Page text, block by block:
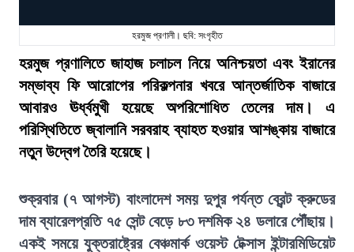
হরমুজ প্রণালী। ছবি: সংগৃহীত
হরমুজ প্রণালিতে জাহাজ চলাচল নিয়ে অনিশ্চয়তা এবং ইরানের
সম্ভাব্য ফি আরোপের পরিকল্পনার খবরে আন্তর্জাতিক বাজারে
আবারও ঊর্ধ্বমুখী হয়েছে অপরিশোধিত তেলের দাম। এ
পরিস্থিতিতে জ্বালানি সরবরাহ ব্যাহত হওয়ার আশঙ্কায় বাজারে
নতুন উদ্বেগ তৈরি হয়েছে।
শুক্রবার (৭ আগস্ট) বাংলাদেশ সময় দুপুর পর্যন্ত ব্রেন্ট ক্রুডের
দাম ব্যারেলপ্রতি ৭৫ সেন্ট বেড়ে ৮৩ দশমিক ২৪ ডলারে পৌঁছায়।
একই সময়ে যুক্তরাষ্ট্রের বেঞ্চমার্ক ওয়েস্ট টেক্সাস ইন্টারমিডিয়েট